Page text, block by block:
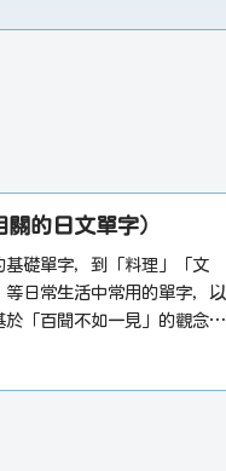
的日文單字）
礎單字，到「料理」「文
日常生活中常用的單字，以
「百聞不如一見」的觀念，
地記住單字。關於旅行中常